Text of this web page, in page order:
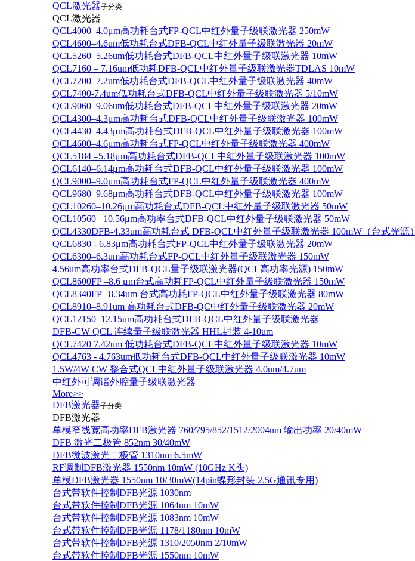
QCL激光器子分类
QCL激光器
QCL4000–4.0μm高功耗台式FP-QCL中红外量子级联激光器 250mW
QCL4600–4.6um低功耗台式DFB-QCL中红外量子级联激光器 20mW
QCL5260–5.26um低功耗台式DFB-QCL中红外量子级联激光器 10mW
QCL7160 – 7.16um低功耗DFB-QCL中红外量子级联激光器TDLAS 10mW
QCL7200–7.2um低功耗台式DFB-QCL中红外量子级联激光器 40mW
QCL7400-7.4um低功耗台式DFB-QCL中红外量子级联激光器 5/10mW
QCL9060–9.06um低功耗台式DFB-QCL中红外量子级联激光器 20mW
QCL4300–4.3μm高功耗台式DFB-QCL中红外量子级联激光器 100mW
QCL4430–4.43μm高功耗台式DFB-QCL中红外量子级联激光器 100mW
QCL4600–4.6μm高功耗台式FP-QCL中红外量子级联激光器 400mW
QCL5184 –5.18μm高功耗台式DFB-QCL中红外量子级联激光器 100mW
QCL6140–6.14μm高功耗台式DFB-QCL中红外量子级联激光器 100mW
QCL9000–9.0μm高功耗台式FP-QCL中红外量子级联激光器 400mW
QCL9680–9.68μm高功耗台式DFB-QCL中红外量子级联激光器 100mW
QCL10260–10.26μm高功耗台式DFB-QCL中红外量子级联激光器 50mW
QCL10560 –10.56μm高功率台式DFB-QCL中红外量子级联激光器 50mW
QCL4330DFB-4.33um高功耗台式 DFB-QCL中红外量子级联激光器 100mW（台式光源）
QCL6830 - 6.83μm高功耗台式FP-QCL中红外量子级联激光器 20mW
QCL6300–6.3um高功耗台式FP-QCL中红外量子级联激光器 150mW
4.56um高功率台式DFB-QCL量子级联激光器(QCL高功率光源) 150mW
QCL8600FP –8.6 μm台式高功耗FP-QCL中红外量子级联激光器 150mW
QCL8340FP –8.34um 台式高功耗FP-QCL中红外量子级联激光器 80mW
QCL8910–8.91um 高功耗台式DFB-QC中红外量子级联激光器 20mW
QCL12150–12.15um高功耗台式DFB-QCL中红外量子级联激光器
DFB-CW QCL 连续量子级联激光器 HHL封装 4-10um
QCL7420 7.42um 低功耗台式DFB-QCL中红外量子级联激光器 10mW
QCL4763 - 4.763um低功耗台式DFB-QCL中红外量子级联激光器 10mW
1.5W/4W CW 整合式QCL中红外量子级联激光器 4.0um/4.7um
中红外可调谐外腔量子级联激光器
More>>
DFB激光器子分类
DFB激光器
单模窄线宽高功率DFB激光器 760/795/852/1512/2004nm 输出功率 20/40mW
DFB 激光二极管 852nm 30/40mW
DFB微波激光二极管 1310nm 6.5mW
RF调制DFB激光器 1550nm 10mW (10GHz K头)
单模DFB激光器 1550nm 10/30mW(14pin蝶形封装 2.5G通讯专用)
台式带软件控制DFB光源 1030nm
台式带软件控制DFB光源 1064nm 10mW
台式带软件控制DFB光源 1083nm 10mW
台式带软件控制DFB光源 1178/1180nm 10mW
台式带软件控制DFB光源 1310/2050nm 2/10mW
台式带软件控制DFB光源 1550nm 10mW